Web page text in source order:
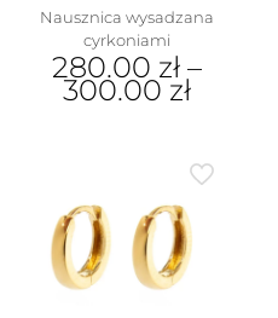
Nausznica wysadzana
cyrkoniami
280.00 zł –
300.00 zł
wariantów.
Opcje
można
wybrać